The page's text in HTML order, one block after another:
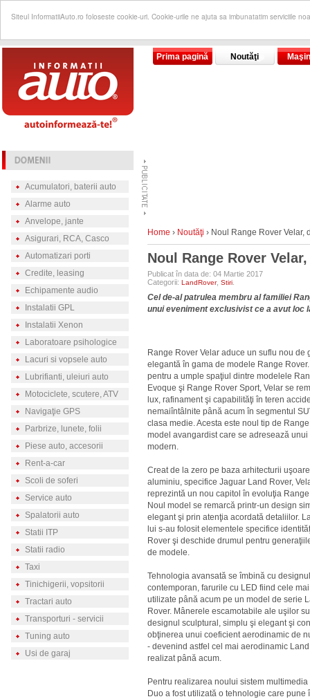
Siteul InformatiiAuto.ro foloseste cookie-uri. Cookie-urile ne ajuta sa imbunatatim serviciile
Prima pagină Noutăţi
Acumulatori, baterii auto
Alarme auto
Anvelope, jante
Asigurari, RCA, Casco
Automatizari porti
Credite, leasing
Echipamente audio
Instalatii GPL
Instalatii Xenon
Laboratoare psihologice
Lacuri si vopsele auto
Lubrifianti, uleiuri auto
Motociclete, scutere, ATV
Navigaţie GPS
Parbrize, lunete, folii
Piese auto, accesorii
Rent-a-car
Scoli de soferi
Service auto
Spalatorii auto
Statii ITP
Statii radio
Taxi
Tinichigerii, vopsitorii
Tractari auto
Transporturi - servicii
Tuning auto
Usi de garaj
Home › Noutăţi › Noul Range Rover Velar,
Noul Range Rover
Publicat în data de: 04 Martie 2017
Categorii: LandRover, Stiri
Cel de-al patrulea membru al familiei
unui eveniment exclusivist ce a avut loc
Range Rover Velar aduce un suflu nou de
elegantă în gama de modele Range
pentru a umple spaţiul dintre modelele
Evoque şi Range Rover Sport, Velar se
lux, rafinament şi capabilităţi în teren
nemaiîntâlnite până acum în segmentul
clasa medie. Acesta este noul tip de
model avangardist care se adresează unui
modern.
Creat de la zero pe baza arhitecturii
aluminiu, specifice Jaguar Land Rover,
reprezintă un nou capitol în evoluţia
Noul model se remarcă printr-un design
elegant şi prin atenţia acordată detaliilor.
lui s-au folosit elementele specifice
Rover şi deschide drumul pentru
de modele.
Tehnologia avansată se îmbină cu designul
contemporan, farurile cu LED fiind cele
utilizate până acum pe un model de serie
Rover. Mânerele escamotabile ale uşilor
designul sculptural, simplu şi elegant şi
obţinerea unui coeficient aerodinamic de
- devenind astfel cel mai aerodinamic
realizat până acum.
Pentru realizarea noului sistem multimedia
Duo a fost utilizată o tehnologie care pune